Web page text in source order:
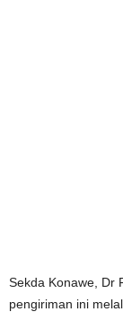
Sekda Konawe, Dr
pengiriman ini